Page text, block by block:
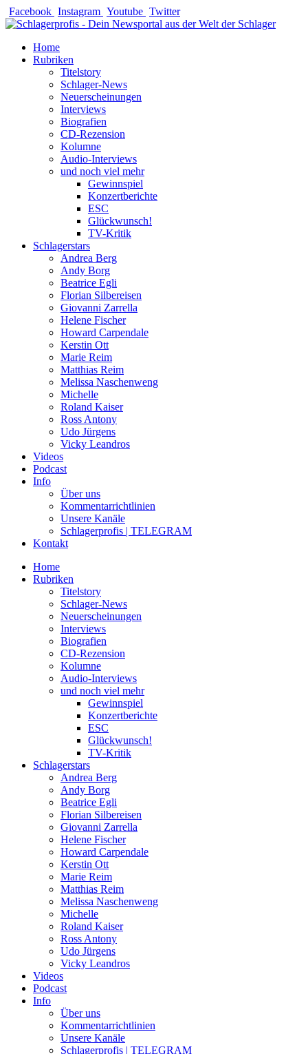
Zum
Inhalt
Facebook Instagram Youtube Twitter
Home
Rubriken
Titelstory
Schlager-News
Neuerscheinungen
Interviews
Biografien
CD-Rezension
Kolumne
Audio-Interviews
und noch viel mehr
Gewinnspiel
Konzertberichte
ESC
Glückwunsch!
TV-Kritik
Schlagerstars
Andrea Berg
Andy Borg
Beatrice Egli
Florian Silbereisen
Giovanni Zarrella
Helene Fischer
Howard Carpendale
Kerstin Ott
Marie Reim
Matthias Reim
Melissa Naschenweng
Michelle
Roland Kaiser
Ross Antony
Udo Jürgens
Vicky Leandros
Videos
Podcast
Info
Über uns
Kommentarrichtlinien
Unsere Kanäle
Schlagerprofis | TELEGRAM
Kontakt
Home
Rubriken
Titelstory
Schlager-News
Neuerscheinungen
Interviews
Biografien
CD-Rezension
Kolumne
Audio-Interviews
und noch viel mehr
Gewinnspiel
Konzertberichte
ESC
Glückwunsch!
TV-Kritik
Schlagerstars
Andrea Berg
Andy Borg
Beatrice Egli
Florian Silbereisen
Giovanni Zarrella
Helene Fischer
Howard Carpendale
Kerstin Ott
Marie Reim
Matthias Reim
Melissa Naschenweng
Michelle
Roland Kaiser
Ross Antony
Udo Jürgens
Vicky Leandros
Videos
Podcast
Info
Über uns
Kommentarrichtlinien
Unsere Kanäle
Schlagerprofis | TELEGRAM